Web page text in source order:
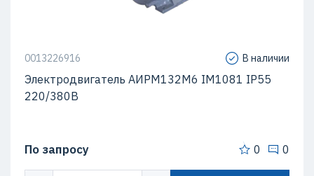
0013226916 В наличии
Электродвигатель АИРМ132M6 IM1081 IP55
220/380В
По запросу 0 0